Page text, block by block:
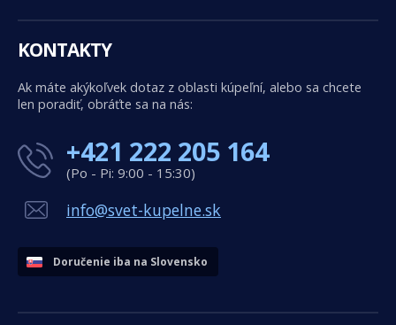
KONTAKTY
Ak máte akýkoľvek dotaz z oblasti kúpeľní, alebo sa chcete
len poradiť, obráťte sa na nás:
+421 222 205 164
(Po - Pi: 9:00 - 15:30)
info@svet-kupelne.sk
Doručenie iba na Slovensko